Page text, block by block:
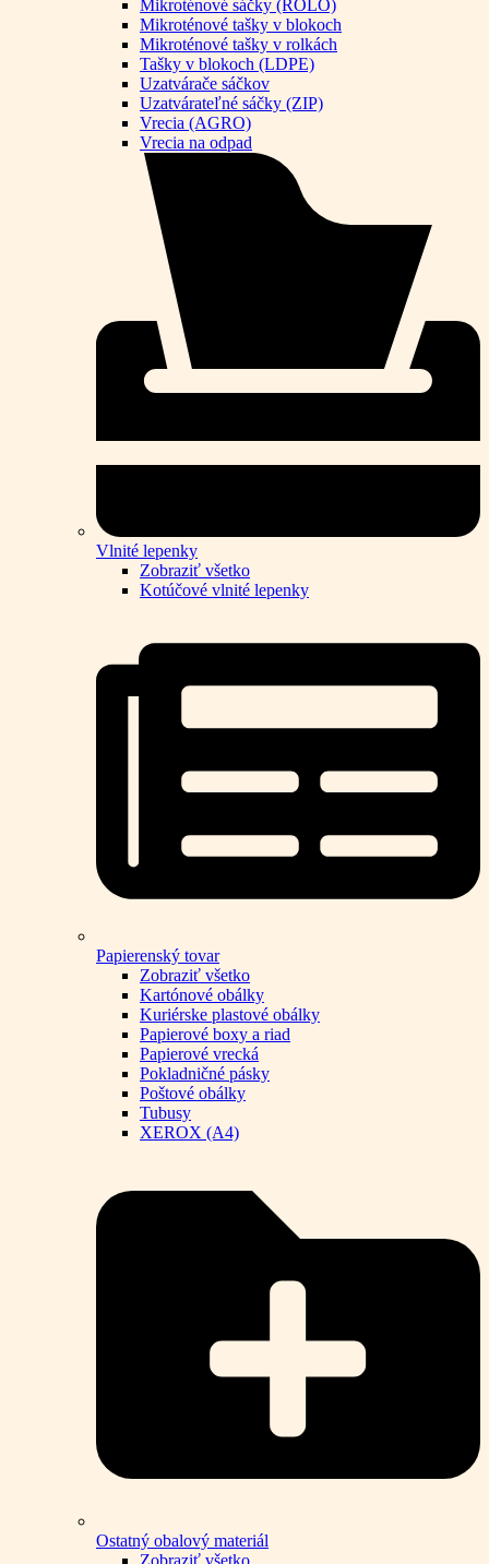
Mikroténové sáčky (ROLO)
Mikroténové tašky v blokoch
Mikroténové tašky v rolkách
Tašky v blokoch (LDPE)
Uzatvárače sáčkov
Uzatvárateľné sáčky (ZIP)
Vrecia (AGRO)
Vrecia na odpad
Vlnité lepenky
Zobraziť všetko
Kotúčové vlnité lepenky
Papierenský tovar
Zobraziť všetko
Kartónové obálky
Kuriérske plastové obálky
Papierové boxy a riad
Papierové vrecká
Pokladničné pásky
Poštové obálky
Tubusy
XEROX (A4)
Ostatný obalový materiál
Zobraziť všetko